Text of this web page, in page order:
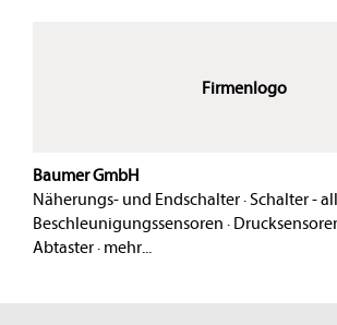
Firmenlogo
Baumer GmbH
Näherungs- und Endschalter· Schalter -
Beschleunigungssensoren ·
Abtaster· mehr...